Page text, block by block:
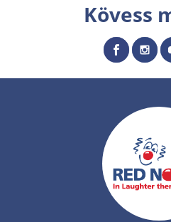
Kövess